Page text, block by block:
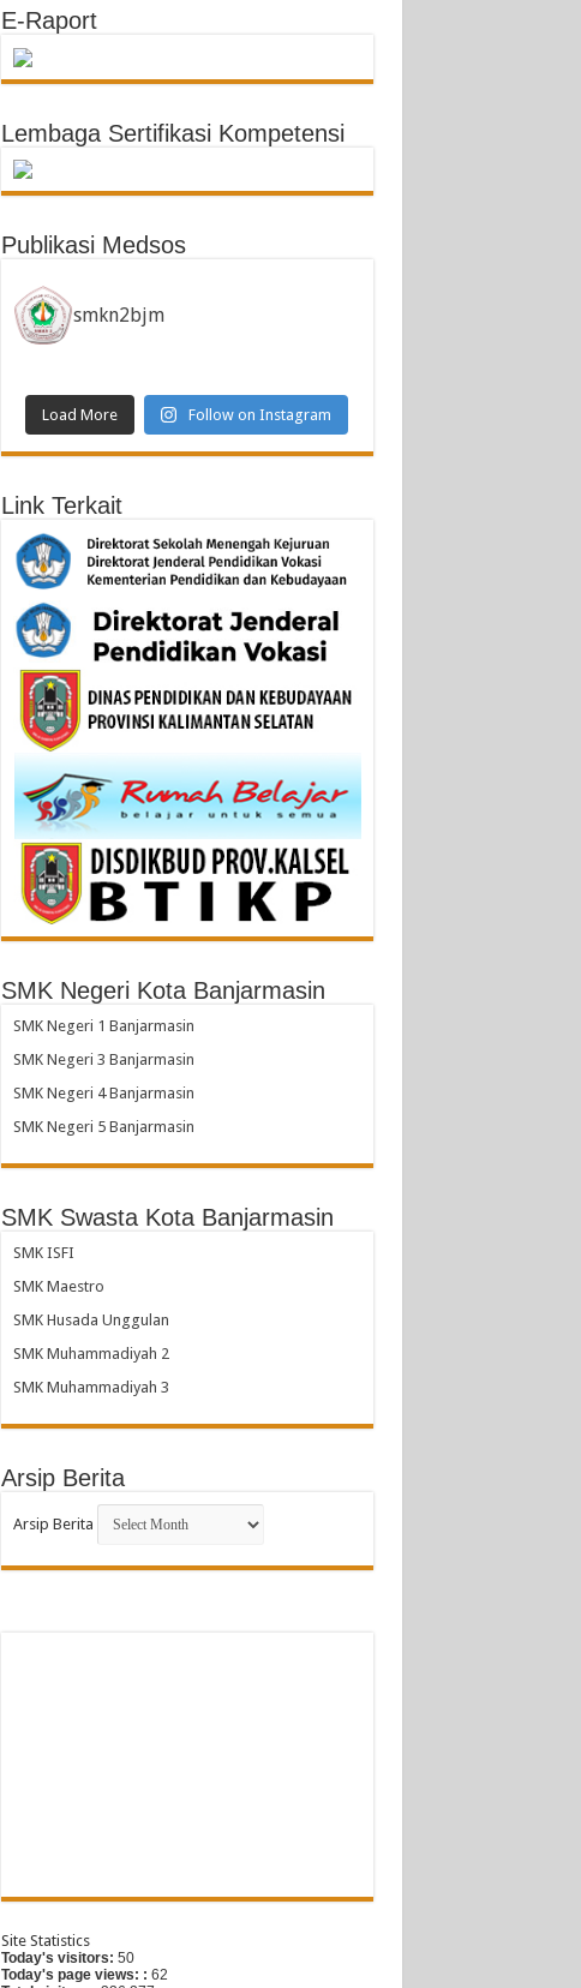
E-Raport
Lembaga Sertifikasi Kompetensi
Publikasi Medsos
smkn2bjm
Load More Follow on Instagram
Link Terkait
SMK Negeri Kota Banjarmasin
SMK Negeri 1 Banjarmasin
SMK Negeri 3 Banjarmasin
SMK Negeri 4 Banjarmasin
SMK Negeri 5 Banjarmasin
SMK Swasta Kota Banjarmasin
SMK ISFI
SMK Maestro
SMK Husada Unggulan
SMK Muhammadiyah 2
SMK Muhammadiyah 3
Arsip Berita
Arsip Berita
G
Site Statistics
Today's visitors: 50
Today's page views: : 62